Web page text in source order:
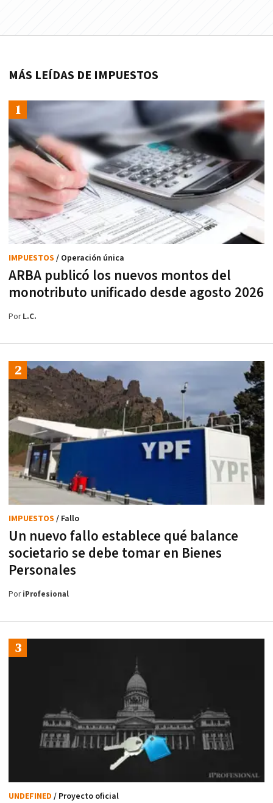
MÁS LEÍDAS DE IMPUESTOS
ARBA publicó los nuevos montos del
monotributo unificado desde agosto 2026
IMPUESTOS / Operación única
PorL.C.
Un nuevo fallo establece qué balance
societario se debe tomar en Bienes
Personales
IMPUESTOS / Fallo
PoriProfesional
UNDEFINED / Proyecto oficial